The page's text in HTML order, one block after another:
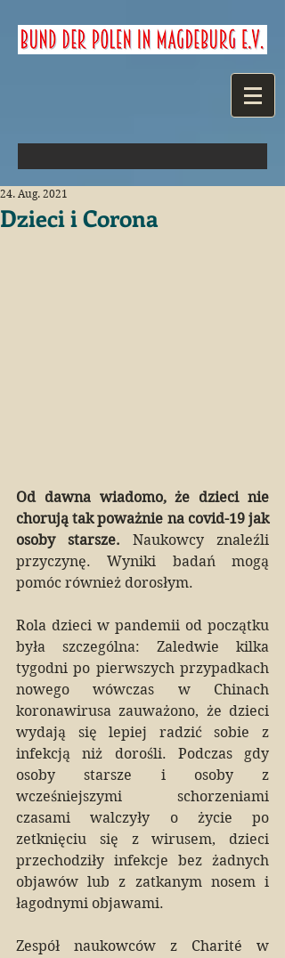
Dzieci i Corona
24. Aug. 2021
Od dawna wiadomo, że dzieci nie
chorują tak poważnie na covid-19 jak
osoby starsze. Naukowcy znaleźli
przyczynę. Wyniki badań mogą
pomóc również dorosłym.
Rola dzieci w pandemii od początku
była szczególna: Zaledwie kilka
tygodni po pierwszych przypadkach
nowego wówczas w Chinach
koronawirusa zauważono, że dzieci
wydają się lepiej radzić sobie z
infekcją niż dorośli. Podczas gdy
osoby starsze i osoby z
wcześniejszymi schorzeniami
czasami walczyły o życie po
zetknięciu się z wirusem, dzieci
przechodziły infekcje bez żadnych
objawów lub z zatkanym nosem i
łagodnymi objawami.
Zespół naukowców z Charité w